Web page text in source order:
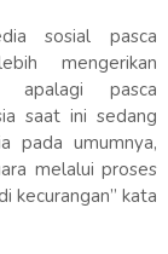
sosial pasca
mengerikan
apalagi pasca
saat ini sedang
pada umumnya,
melalui proses
kecurangan” kata